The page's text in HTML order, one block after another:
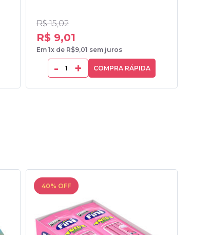
R$ 15,02
R$ 9,01
Em 1x de R$9,01 sem juros
- + COMPRA RÁPIDA
40% OFF